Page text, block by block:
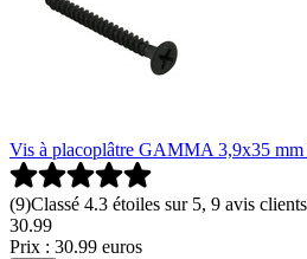
Vis à placoplâtre GAMMA 3,9x35 mm
(9)Classé 4.3 étoiles sur 5, 9 avis clients
30.99
Prix : 30.99 euros